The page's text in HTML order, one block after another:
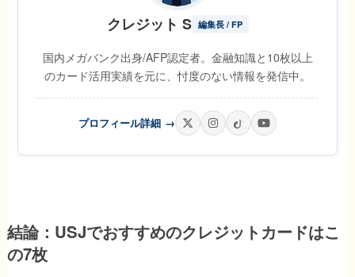
クレジット S 編集長 / FP
国内メガバンク出身/AFP認定者。金融知識と10枚以上
のカード活用実績を元に、忖度のない情報を発信中。
プロフィール詳細 →
結論：USJでおすすめのクレジットカードはこ
の7枚